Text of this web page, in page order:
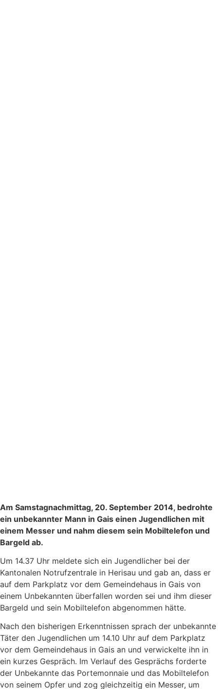
Am Samstagnachmittag, 20. September 2014, bedrohte
ein unbekannter Mann in Gais einen Jugendlichen mit
einem Messer und nahm diesem sein Mobiltelefon und
Bargeld ab.
Um 14.37 Uhr meldete sich ein Jugendlicher bei der
Kantonalen Notrufzentrale in Herisau und gab an, dass er
auf dem Parkplatz vor dem Gemeindehaus in Gais von
einem Unbekannten überfallen worden sei und ihm dieser
Bargeld und sein Mobiltelefon abgenommen hätte.
Nach den bisherigen Erkenntnissen sprach der unbekannte
Täter den Jugendlichen um 14.10 Uhr auf dem Parkplatz
vor dem Gemeindehaus in Gais an und verwickelte ihn in
ein kurzes Gespräch. Im Verlauf des Gesprächs forderte
der Unbekannte das Portemonnaie und das Mobiltelefon
von seinem Opfer und zog gleichzeitig ein Messer, um